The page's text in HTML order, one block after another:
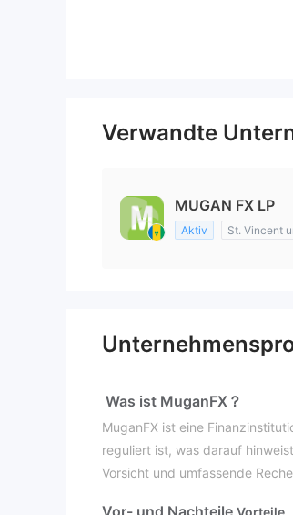
Verwandte
MUGAN FX LP
Aktiv St. Vincent
Was ist MuganFX？
MuganFX ist eine
reguliert ist, was darauf
Vorsicht und umfassende